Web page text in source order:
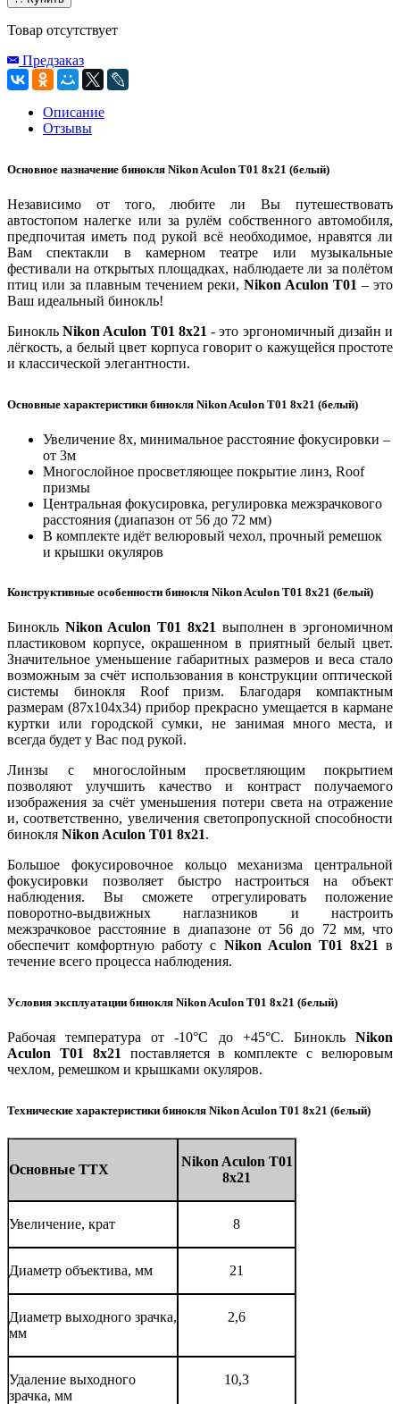
Товар отсутствует
Предзаказ
Описание
Отзывы
Основное назначение бинокля Nikon Aculon T01 8x21 (белый)
Независимо от того, любите ли Вы путешествовать
автостопом налегке или за рулём собственного автомобиля,
предпочитая иметь под рукой всё необходимое, нравятся ли
Вам спектакли в камерном театре или музыкальные
фестивали на открытых площадках, наблюдаете ли за полётом
птиц или за плавным течением реки, Nikon Aculon T01 – это
Ваш идеальный бинокль!
БинокльNikon Aculon T01 8х21 - это эргономичный дизайн и
лёгкость, а белый цвет корпуса говорит о кажущейся простоте
и классической элегантности.
Основные характеристики бинокля Nikon Aculon T01 8x21 (белый)
Увеличение 8х, минимальное расстояние фокусировки –
от 3м
Многослойное просветляющее покрытие линз, Roof
призмы
Центральная фокусировка, регулировка межзрачкового
расстояния (диапазон от 56 до 72 мм)
В комплекте идёт велюровый чехол, прочный ремешок
и крышки окуляров
Конструктивные особенности бинокля Nikon Aculon T01 8x21 (белый)
Бинокль Nikon Aculon T01 8x21 выполнен в эргономичном
пластиковом корпусе, окрашенном в приятный белый цвет.
Значительное уменьшение габаритных размеров и веса стало
возможным за счёт использования в конструкции оптической
системы бинокля Roof призм. Благодаря компактным
размерам (87х104х34) прибор прекрасно умещается в кармане
куртки или городской сумки, не занимая много места, и
всегда будет у Вас под рукой.
Линзы с многослойным просветляющим покрытием
позволяют улучшить качество и контраст получаемого
изображения за счёт уменьшения потери света на отражение
и, соответственно, увеличения светопропускной способности
бинокля Nikon Aculon T01 8x21.
Большое фокусировочное кольцо механизма центральной
фокусировки позволяет быстро настроиться на объект
наблюдения. Вы сможете отрегулировать положение
поворотно-выдвижных наглазников и настроить
межзрачковое расстояние в диапазоне от 56 до 72 мм, что
обеспечит комфортную работу с Nikon Aculon T01 8x21 в
течение всего процесса наблюдения.
Условия эксплуатации бинокля Nikon Aculon T01 8x21 (белый)
Рабочая температура от -10°C до +45°C. Бинокль Nikon
Aculon T01 8x21 поставляется в комплекте с велюровым
чехлом, ремешком и крышками окуляров.
Технические характеристики бинокля Nikon Aculon T01 8x21 (белый)
Основные ТТХ
Nikon Aculon T01
8x21
Увеличение, крат 8
Диаметр объектива, мм 21
Диаметр выходного зрачка,
мм
2,6
Удаление выходного
зрачка, мм
10,3